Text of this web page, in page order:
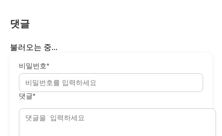
댓글
불러오는 중...
비밀번호*
댓글*